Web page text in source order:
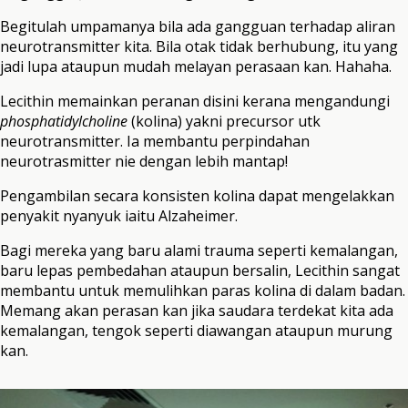
Begitulah umpamanya bila ada gangguan terhadap aliran
neurotransmitter kita. Bila otak tidak berhubung, itu yang
jadi lupa ataupun mudah melayan perasaan kan. Hahaha.
Lecithin memainkan peranan disini kerana mengandungi
phosphatidylcholine(kolina) yakni precursor utk
neurotransmitter. Ia membantu perpindahan
neurotrasmitter nie dengan lebih mantap!
Pengambilan secara konsisten kolina dapat mengelakkan
penyakit nyanyuk iaitu Alzaheimer.
Bagi mereka yang baru alami trauma seperti kemalangan,
baru lepas pembedahan ataupun bersalin, Lecithin sangat
membantu untuk memulihkan paras kolina di dalam badan.
Memang akan perasan kan jika saudara terdekat kita ada
kemalangan, tengok seperti diawangan ataupun murung
kan.